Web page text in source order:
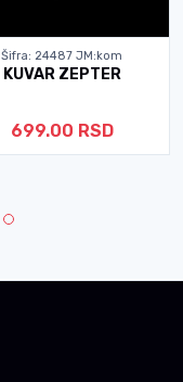
Šifra: 24487 JM:kom
KUVAR ZEPTER
699.00 RSD